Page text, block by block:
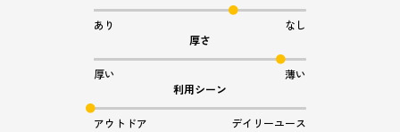
あり
なし
厚さ
厚い
薄い
利用シーン
アウトドア デイリーユース